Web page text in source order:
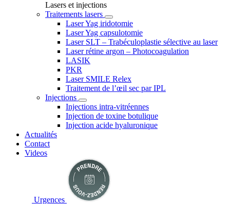
Lasers et injections
Traitements lasers
Laser Yag iridotomie
Laser Yag capsulotomie
Laser SLT – Trabéculoplastie sélective au laser
Laser rétine argon – Photocoagulation
LASIK
PKR
Laser SMILE Relex
Traitement de l’œil sec par IPL
Injections
Injections intra-vitréennes
Injection de toxine botulique
Injection acide hyaluronique
Actualités
Contact
Videos
Urgences